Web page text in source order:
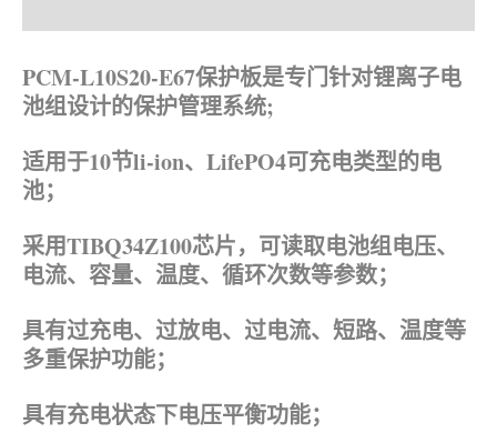
PCM-L10S20-E67保护板是专门针对锂离子电
池组设计的保护管理系统;
适用于10节li-ion、LifePO4可充电类型的电
池；
采用TIBQ34Z100芯片，可读取电池组电压、
电流、容量、温度、循环次数等参数；
具有过充电、过放电、过电流、短路、温度等
多重保护功能；
具有充电状态下电压平衡功能；